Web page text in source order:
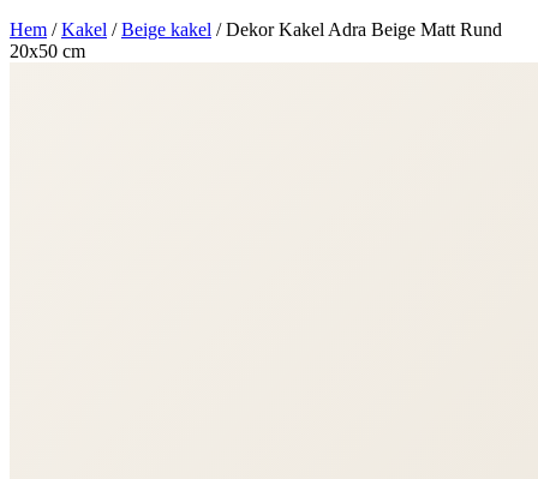
Hem /Kakel /Beige kakel /Dekor Kakel Adra Beige Matt Rund
20x50 cm